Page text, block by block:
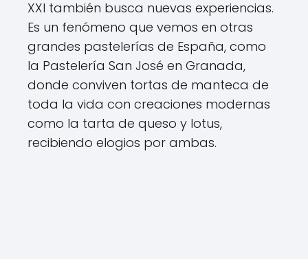
XXI también busca nuevas experiencias.
Es un fenómeno que vemos en otras
grandes pastelerías de España, como
la Pastelería San José en Granada,
donde conviven tortas de manteca de
toda la vida con creaciones modernas
como la tarta de queso y lotus,
recibiendo elogios por ambas.